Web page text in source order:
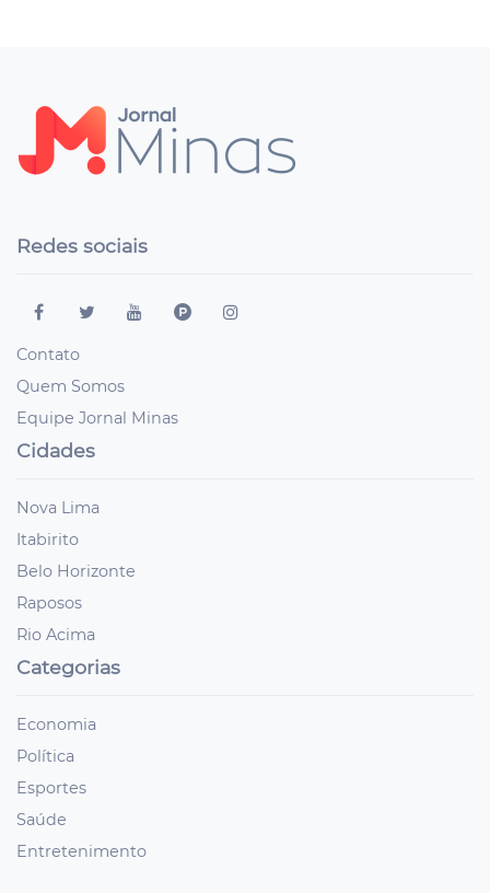
Redes sociais
Contato
Quem Somos
Equipe Jornal Minas
Cidades
Nova Lima
Itabirito
Belo Horizonte
Raposos
Rio Acima
Categorias
Economia
Política
Esportes
Saúde
Entretenimento